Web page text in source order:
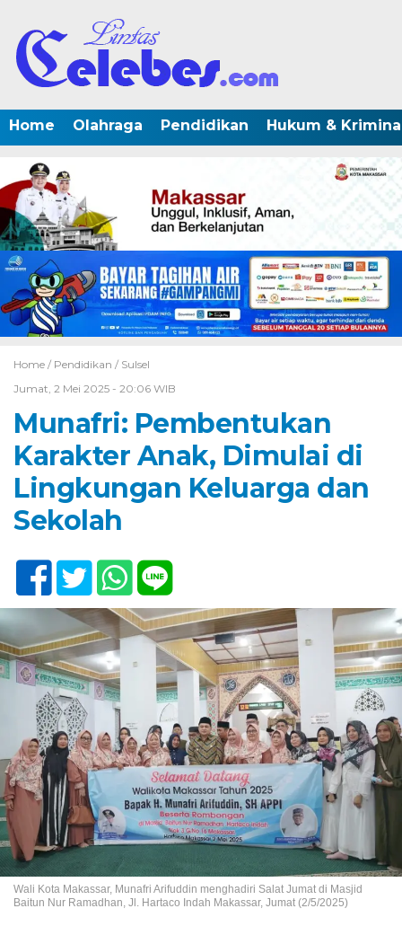
Home Olahraga Pendidikan Hukum &
Home / Pendidikan / Sulsel
Jumat, 2 Mei 2025 - 20:06 WIB
Munafri: Pembentukan
Karakter Anak, Dimulai di
Lingkungan Keluarga dan
Sekolah
Wali Kota Makassar, Munafri Arifuddin menghadiri Salat Jumat di Masjid
Baitun Nur Ramadhan, Jl. Hartaco Indah Makassar, Jumat (2/5/2025)